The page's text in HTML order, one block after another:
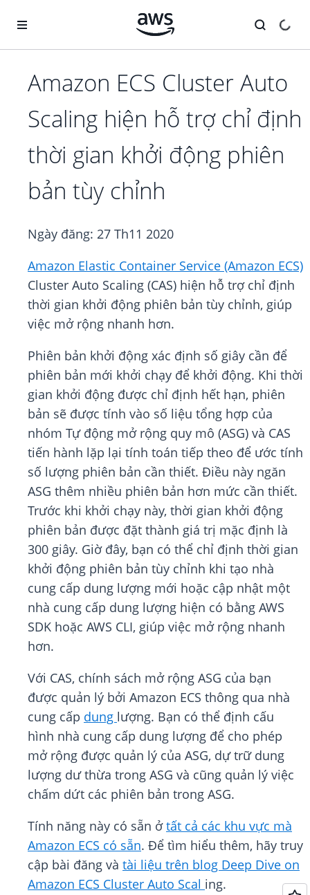
Amazon ECS Cluster Auto
Scaling hiện hỗ trợ chỉ định
thời gian khởi động phiên
bản tùy chỉnh
Ngày đăng: 27 Th11 2020
Amazon Elastic Container Service (Amazon ECS)
Cluster Auto Scaling (CAS) hiện hỗ trợ chỉ định
thời gian khởi động phiên bản tùy chỉnh, giúp
việc mở rộng nhanh hơn.
Phiên bản khởi động xác định số giây cần để
phiên bản mới khởi chạy để khởi động. Khi thời
gian khởi động được chỉ định hết hạn, phiên
bản sẽ được tính vào số liệu tổng hợp của
nhóm Tự động mở rộng quy mô (ASG) và CAS
tiến hành lặp lại tính toán tiếp theo để ước tính
số lượng phiên bản cần thiết. Điều này ngăn
ASG thêm nhiều phiên bản hơn mức cần thiết.
Trước khi khởi chạy này, thời gian khởi động
phiên bản được đặt thành giá trị mặc định là
300 giây. Giờ đây, bạn có thể chỉ định thời gian
khởi động phiên bản tùy chỉnh khi tạo nhà
cung cấp dung lượng mới hoặc cập nhật một
nhà cung cấp dung lượng hiện có bằng AWS
SDK hoặc AWS CLI, giúp việc mở rộng nhanh
hơn.
Với CAS, chính sách mở rộng ASG của bạn
được quản lý bởi Amazon ECS thông qua nhà
cung cấp dung lượng. Bạn có thể định cấu
hình nhà cung cấp dung lượng để cho phép
mở rộng được quản lý của ASG, dự trữ dung
lượng dư thừa trong ASG và cũng quản lý việc
chấm dứt các phiên bản trong ASG.
Tính năng này có sẵn ởtất cả các khu vực mà
Amazon ECS có sẵn. Để tìm hiểu thêm, hãy truy
cập bài đăng và tài liệu trên blog Deep Dive on
Amazon ECS Cluster Auto Scal ing.